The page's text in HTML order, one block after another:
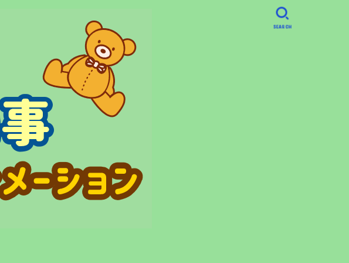
SEARCH